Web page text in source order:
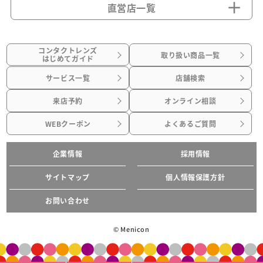
直営店一覧
コンタクトレンズ
はじめてガイド 取り扱い商品一覧
サービス一覧 店舗検索
来店予約 オンライン相談
WEBクーポン よくあるご質問
企業情報 採用情報
サイトマップ 個人情報保護方針
お問い合わせ
© Menicon